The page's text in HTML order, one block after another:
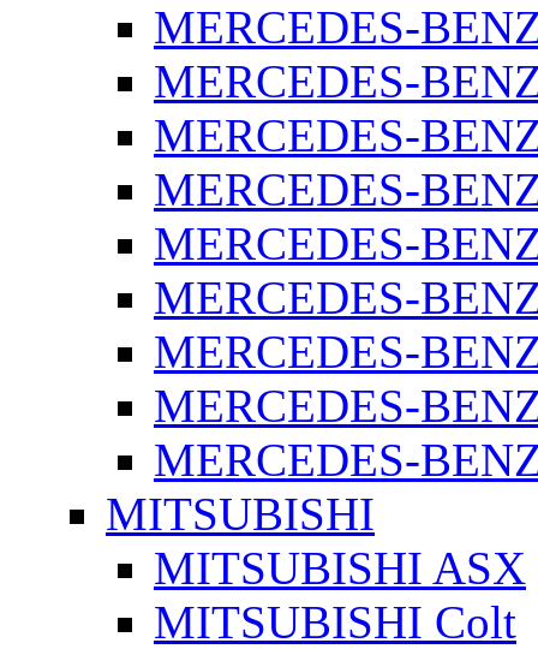
MERCEDES-
MERCEDES-
MERCEDES-
MERCEDES-
MERCEDES-
MERCEDES-
MERCEDES-
MERCEDES-
MERCEDES-
MITSUBISHI
MITSUBISHI ASX
MITSUBISHI Colt